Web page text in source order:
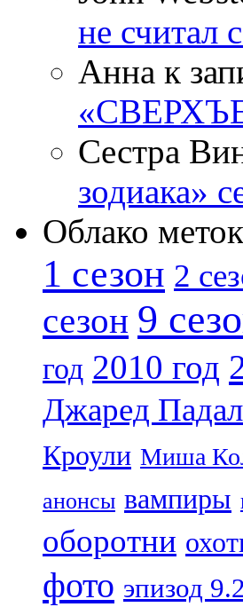
не считал
Анна к
Сестра
зодиака»
Облако меток
1 сезон 2
сезон 9
год 2010 год
Джаред
Кроули Миша
анонсы вампиры
оборотни
фото эпизод